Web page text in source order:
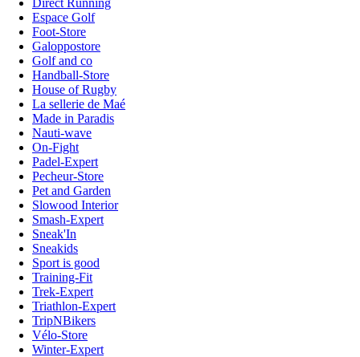
Espace Golf
Foot-Store
Galoppostore
Golf and co
Handball-Store
House of Rugby
La sellerie de Maé
Made in Paradis
Nauti-wave
On-Fight
Padel-Expert
Pecheur-Store
Pet and Garden
Slowood Interior
Smash-Expert
Sneak'In
Sneakids
Sport is good
Training-Fit
Trek-Expert
Triathlon-Expert
TripNBikers
Vélo-Store
Winter-Expert